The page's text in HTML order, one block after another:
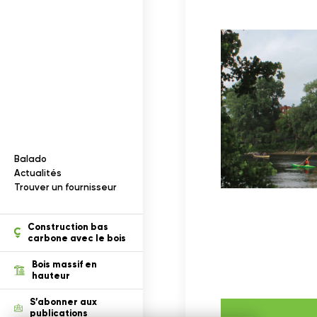
Balado
Actualités
Trouver un fournisseur
Construction bas
carbone avec le bois
Bois massif en
hauteur
S’abonner aux
publications
des renseignements